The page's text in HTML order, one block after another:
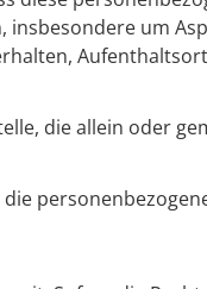
um
die allein oder